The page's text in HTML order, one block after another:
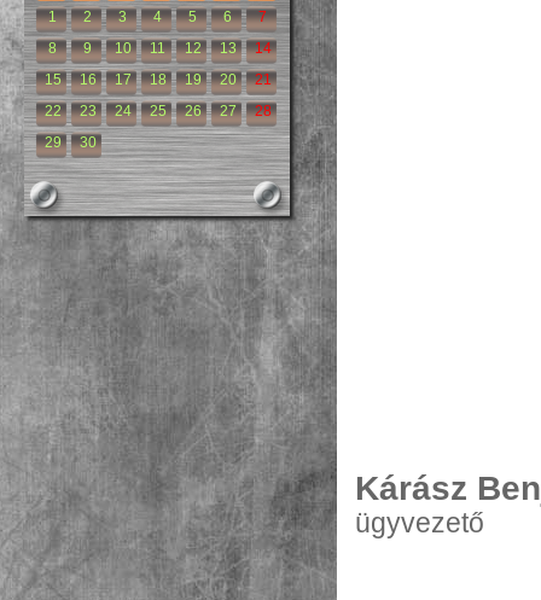
1
2 3 4 5 6
7
8
9 10 11 12 13
14
15
16 17 18 19 20
21
22
23 24 25 26 27
28
29
30
Kárász
ügyvezető